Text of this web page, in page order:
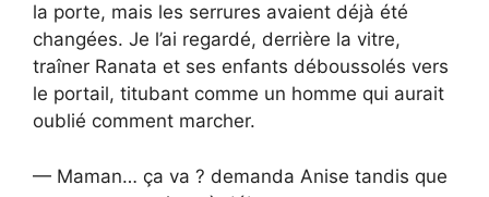
la porte, mais les serrures avaient déjà été
changées. Je l’ai regardé, derrière la vitre,
traîner Ranata et ses enfants déboussolés vers
le portail, titubant comme un homme qui aurait
oublié comment marcher.
— Maman… ça va ? demanda Anise tandis que